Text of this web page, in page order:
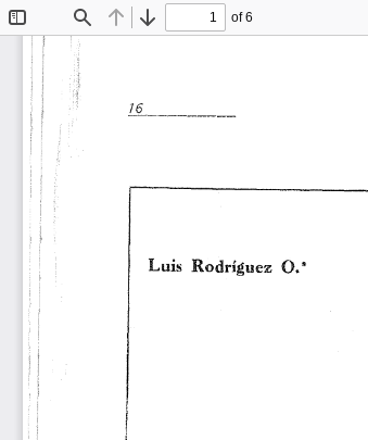
Sidebar
Find Previous
Next
of 6
]_§_
Luis Rodríguez O.*